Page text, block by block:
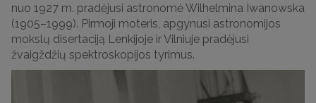
nuo 1927 m. pradėjusi astronomė Wilhelmina Iwanowska
(1905–1999). Pirmoji moteris, apgynusi astronomijos
mokslų disertaciją Lenkijoje ir Vilniuje pradėjusi
žvaigždžių spektroskopijos tyrimus.